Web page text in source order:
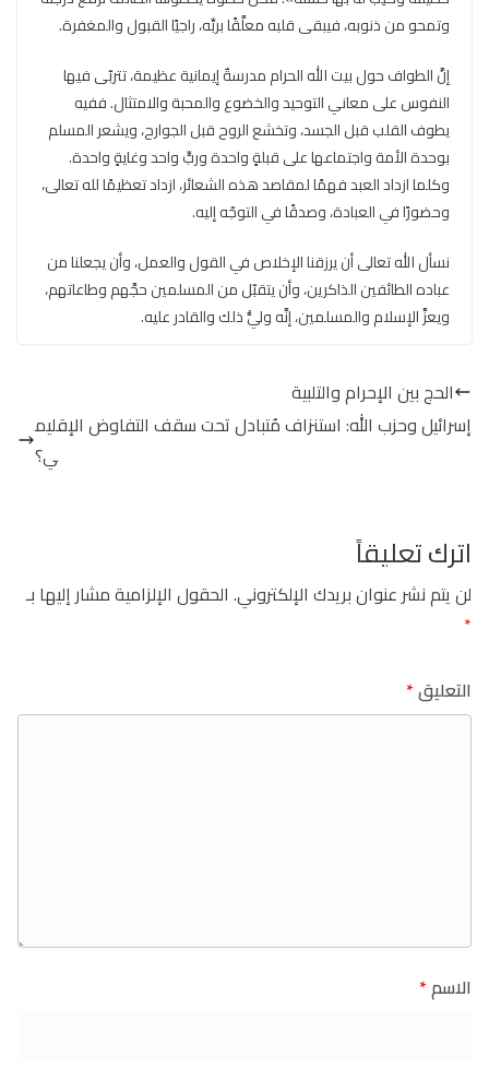
وتمحو من ذنوبه، فيبقى قلبه معلَّقًا بربِّه، راجيًا القبول والمغفرة.
إنَّ الطواف حول بيت الله الحرام مدرسةٌ إيمانية عظيمة، تتربّى فيها
النفوس على معاني التوحيد والخضوع والمحبة والامتثال. ففيه
يطوف القلب قبل الجسد، وتخشع الروح قبل الجوارح، ويشعر المسلم
بوحدة الأمة واجتماعها على قبلةٍ واحدة وربٍّ واحد وغايةٍ واحدة.
وكلما ازداد العبد فهمًا لمقاصد هذه الشعائر، ازداد تعظيمًا لله تعالى،
وحضورًا في العبادة، وصدقًا في التوجّه إليه.
نسأل الله تعالى أن يرزقنا الإخلاص في القول والعمل، وأن يجعلنا من
عباده الطائفين الذاكرين، وأن يتقبّل من المسلمين حجَّهم وطاعاتهم،
ويعزَّ الإسلام والمسلمين، إنَّه وليُّ ذلك والقادر عليه.
الحج بين الإحرام والتلبية
إسرائيل وحزب الله: استنزاف مُتبادل تحت سقف التفاوض الإقليم
ي؟
اترك تعليقاً
لن يتم نشر عنوان بريدك الإلكتروني. الحقول الإلزامية مشار إليها بـ
*
التعليق*
الاسم*